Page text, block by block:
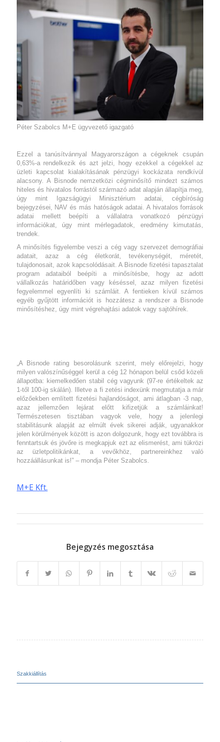
Péter Szabolcs M+E ügyvezető igazgató
Ezzel a tanúsítvánnyal Magyarországon a cégeknek csupán
0,63%-a rendelkezik és azt jelzi, hogy ezekkel a cégekkel az
üzleti
kapcsolat kialakításának pénzügyi kockázata rendkívül
alacsony. A Bisnode nemzetközi cégminősítő mindezt számos
hiteles és hivatalos forrástól származó adat alapján állapítja meg,
úgy mint
Igazságügyi Minisztérium adatai, cégbíróság
bejegyzései, NAV és más hatóságok adatai. A hivatalos források
adatai mellett beépíti a vállalatra vonatkozó pénzügyi
információkat, úgy mint mérlegadatok, eredmény
kimutatás,
trendek.
A minősítés figyelembe veszi a cég vagy szervezet demográfiai
adatait, azaz a cég életkorát, tevékenységét, méretét,
tulajdonosait, azok kapcsolódásait. A Bisnode fizetési tapasztalat
program adataiból
beépíti a minősítésbe, hogy az adott
vállalkozás
határidőben vagy késéssel, azaz milyen fizetési
fegyelemmelegyenlíti ki számláit.A fentieken kívül számos
egyéb gyűjtött információt is hozzátesz a rendszer a Bisnode
minősítéshez, úgy mint végrehajtási adatok vagy sajtóhírek.
„A Bisnode rating besorolásunk szerint, mely előrejelzi, hogy
milyen valószínűséggel kerül a cég 12 hónapon belül csőd közeli
állapotba: kiemelkedően stabil cég vagyunk (97-re értékeltekaz
1-től 100-ig skálán). Illetve a fi zetési indexünk megmutatja a már
előzőekbenemlített fizetési hajlandóságot, ami átlagban -3 nap,
azaz jellemzően lejárat előtt kifizetjük a számláinkat!
Természetesen tisztában vagyok vele, hogy a jelenlegi
stabilitásunk alapját az elmúlt évek sikerei adják, ugyanakkor
jelen körülmények között is azon dolgozunk, hogy ezt továbbra is
fenntartsuk és jövőre is megkapjuk ezt az elismerést, ami tükrözi
az üzletpolitikánkat, a vevőkhöz, partnereinkhez való
hozzáállásunkat is!” – mondja Péter Szabolcs.
M+E Kft.
Bejegyzés megosztása
Szakkiállítás